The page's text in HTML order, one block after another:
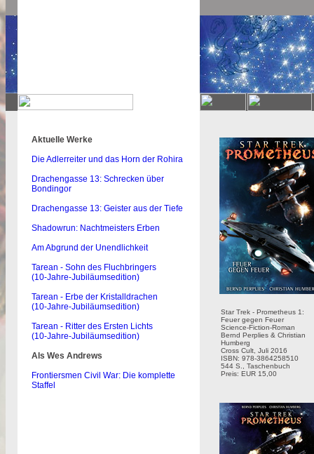
Aktuelle Werke
Die Adlerreiter und das Horn der Rohira
Drachengasse 13: Schrecken über
Bondingor
Drachengasse 13: Geister aus der Tiefe
Shadowrun: Nachtmeisters Erben
Am Abgrund der Unendlichkeit
Tarean - Sohn des Fluchbringers
(10-Jahre-Jubiläumsedition)
Tarean - Erbe der Kristalldrachen
(10-Jahre-Jubiläumsedition)
Tarean - Ritter des Ersten Lichts
(10-Jahre-Jubiläumsedition)
Als Wes Andrews
Frontiersmen Civil War: Die komplette
Staffel
Star Trek - Prometheus 1:
Feuer gegen Feuer
Science-Fiction-Roman
Bernd Perplies & Christian
Humberg
Cross Cult, Juli 2016
ISBN: 978-3864258510
544 S., Taschenbuch
Preis: EUR 15,00